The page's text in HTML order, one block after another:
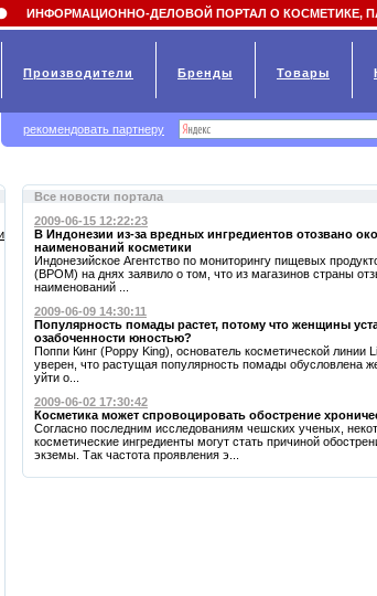
value
Все новости портала
2009-06-15 12:22:23
В Индонезии из-за вредных ингредиентов отозвано
наименований косметики
Индонезийское Агентство по мониторингу пищевых
(BPOM) на днях заявило о том, что из магазинов страны
наименований ...
2009-06-09 14:30:11
Популярность помады растет, потому что женщины
озабоченности юностью?
Поппи Кинг (Poppy King), основатель косметической линии
уверен, что растущая популярность помады обусловлена
уйти о...
2009-06-02 17:30:42
Косметика может спровоцировать обострение
Согласно последним исследованиям чешских ученых,
косметические ингредиенты могут стать причиной
экземы. Так частота проявления э...
ИНФОРМАЦИОННО-ДЕЛОВОЙ ПОРТАЛ О КОСМЕТИКЕ,
Производители Бренды Товары
рекомендовать партнеру